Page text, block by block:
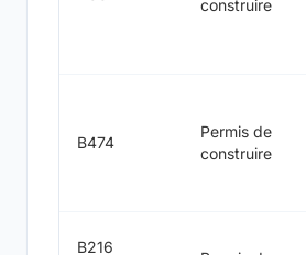
construire
B474
Permis de
construire
B216